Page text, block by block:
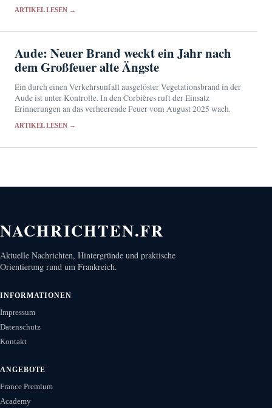
ARTIKEL LESEN →
Aude: Neuer Brand weckt ein Jahr nach
dem Großfeuer alte Ängste
Ein durch einen Verkehrsunfall ausgelöster Vegetationsbrand in der
Aude ist unter Kontrolle. In den Corbières ruft der Einsatz
Erinnerungen an das verheerende Feuer vom August 2025 wach.
ARTIKEL LESEN →
NACHRICHTEN.FR
Aktuelle Nachrichten, Hintergründe und praktische
Orientierung rund um Frankreich.
INFORMATIONEN
Impressum
Datenschutz
Kontakt
ANGEBOTE
France Premium
Academy